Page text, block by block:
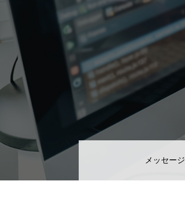
教務システム開発
求人採用情報
Webエンジニア・プログラマー
メッセージ